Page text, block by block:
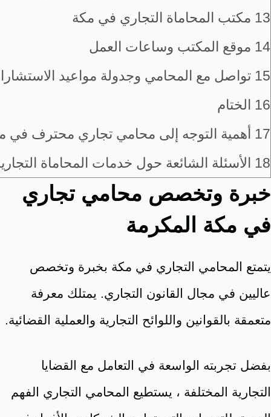
13 مكتب المحاماة التجاري في مكة
14 موقع المكتب وساعات العمل
15 تواصل مع المحامي وجدولة مواعيد
16 الختام
17 أهمية التوجه إلى محامي تجاري محترف في
18 الأسئلة الشائعة حول خدمات المحاماة
خبرة وتخصص محامي تجاري
في مكة المكرمة
يتمتع المحامي التجاري في مكة بخبرة وتخصص
عاليين في مجال القانون التجاري. يمتلك معرفة
متعمقة بالقوانين واللوائح التجارية والعملية القضائية.
بفضل تجربته الواسعة في التعامل مع القضايا
التجارية المختلفة ، يستطيع المحامي التجاري الفهم